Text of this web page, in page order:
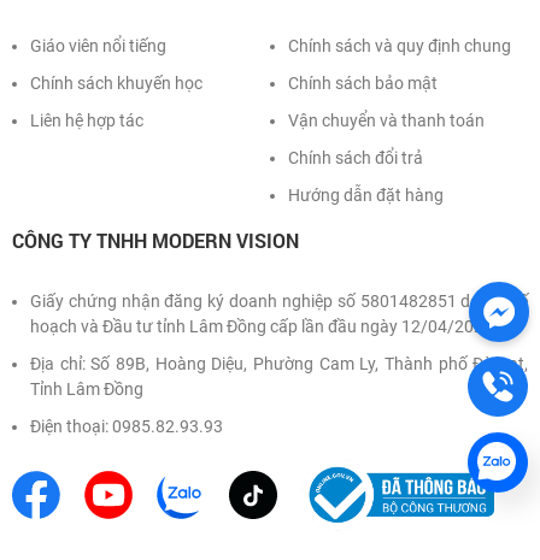
Giáo viên nổi tiếng
Chính sách khuyến học
Liên hệ hợp tác
Chính sách và quy định chung
Chính sách bảo mật
Vận chuyển và thanh toán
Chính sách đổi trả
Hướng dẫn đặt hàng
CÔNG TY TNHH MODERN VISION
Giấy chứng nhận đăng ký doanh nghiệp số 5801482851 do Sở Kế
hoạch và Đầu tư tỉnh Lâm Đồng cấp lần đầu ngày 12/04/2022
Địa chỉ: Số 89B, Hoàng Diệu, Phường Cam Ly, Thành phố Đà Lạt,
Tỉnh Lâm Đồng
Điện thoại: 0985.82.93.93